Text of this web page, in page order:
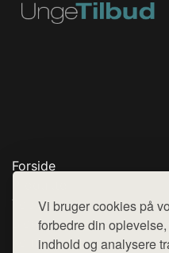
Vi bruger cookies på
forbedre din
indhold og analysere
Forside
Top Rabatter
Blog
Kontakt